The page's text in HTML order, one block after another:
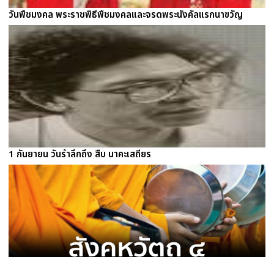
วันพืชมงคล พระราชพิธีพืชมงคลและจรดพระนังคัลแรกนาขวัญ
1 กันยายน วันรำลึกถึง สืบ นาคะเสถียร